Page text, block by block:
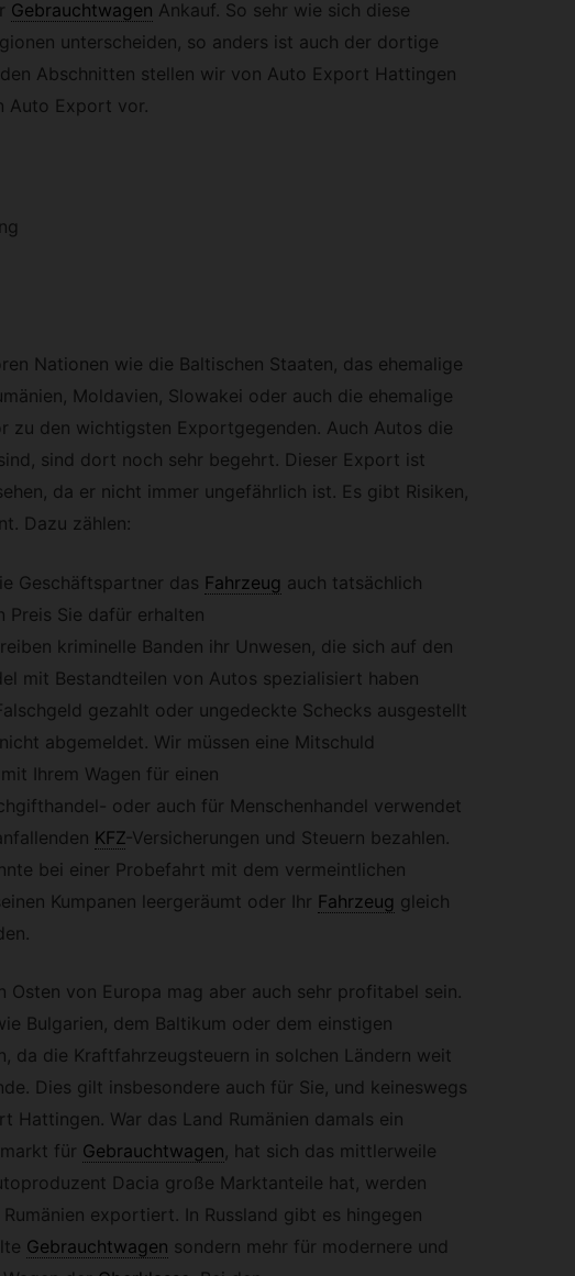
Gebrauchtwagen Ankauf. So sehr wie sich diese
unterscheiden, so anders ist auch der dortige
Abschnitten stellen wir von Auto Export Hattingen
Auto Export vor.
Nationen wie die Baltischen Staaten, das ehemalige
Moldavien, Slowakei oder auch die ehemalige
zu den wichtigsten Exportgegenden. Auch Autos die
sind dort noch sehr begehrt. Dieser Export ist
da er nicht immer ungefährlich ist. Es gibt Risiken,
Dazu zählen:
Geschäftspartner das Fahrzeug auch tatsächlich
Preis Sie dafür erhalten
kriminelle Banden ihr Unwesen, die sich auf den
mit Bestandteilen von Autos spezialisiert haben
gezahlt oder ungedeckte Schecks ausgestellt
abgemeldet. Wir müssen eine Mitschuld
Ihrem Wagen für einen
oder auch für Menschenhandel verwendet
KFZ-Versicherungen und Steuern bezahlen.
bei einer Probefahrt mit dem vermeintlichen
Kumpanen leergeräumt oder Ihr Fahrzeug gleich
Osten von Europa mag aber auch sehr profitabel sein.
Bulgarien, dem Baltikum oder dem einstigen
da die Kraftfahrzeugsteuern in solchen Ländern weit
Dies gilt insbesondere auch für Sie, und keineswegs
Hattingen. War das Land Rumänien damals ein
für Gebrauchtwagen, hat sich das mittlerweile
Dacia große Marktanteile hat, werden
exportiert. In Russland gibt es hingegen
Gebrauchtwagen sondern mehr für modernere und